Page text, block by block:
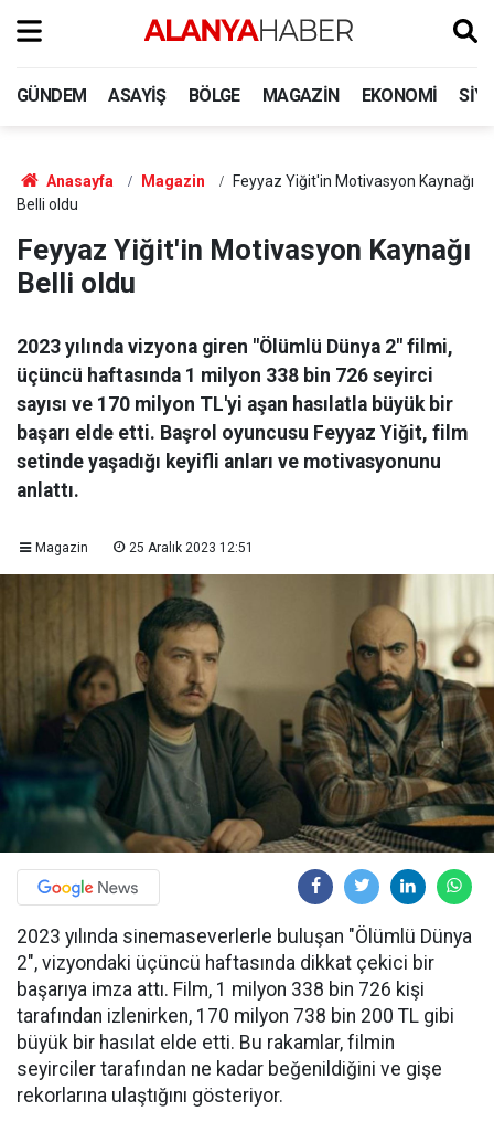
GÜNDEM ASAYIŞ BÖLGE MAGAZIN EKONOMI
Anasayfa Magazin
Feyyaz Yiğit'in Motivasyon Kaynağı
Belli oldu
Feyyaz Yiğit'in Motivasyon Kaynağı
Belli oldu
2023 yılında vizyona giren "Ölümlü Dünya 2" filmi,
üçüncü haftasında 1 milyon 338 bin 726 seyirci
sayısı ve 170 milyon TL'yi aşan hasılatla büyük bir
başarı elde etti. Başrol oyuncusu Feyyaz Yiğit, film
setinde yaşadığı keyifli anları ve motivasyonunu
anlattı.
Magazin 25 Aralık 2023 12:51
2023 yılında sinemaseverlerle buluşan "Ölümlü Dünya
2", vizyondaki üçüncü haftasında dikkat çekici bir
başarıya imza attı. Film, 1 milyon 338 bin 726 kişi
tarafından izlenirken, 170 milyon 738 bin 200 TL gibi
büyük bir hasılat elde etti. Bu rakamlar, filmin
seyirciler tarafından ne kadar beğenildiğini ve gişe
rekorlarına ulaştığını gösteriyor.